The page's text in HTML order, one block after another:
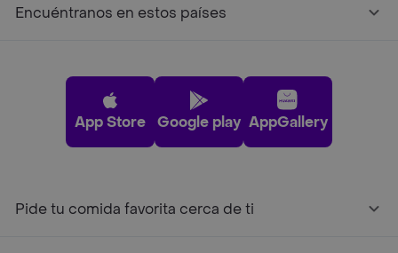
Encuéntranos en estos países
App Store Google play AppGallery
Pide tu comida favorita cerca de ti